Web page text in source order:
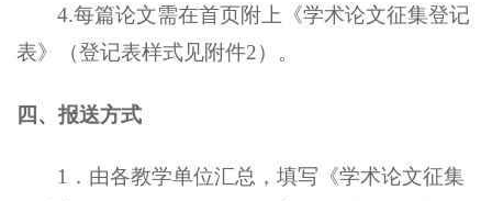
4.每篇论文需在首页附上《学术论文征集登记
表》（登记表样式见附件2）。
四、报送方式
1．由各教学单位汇总，填写《学术论文征集